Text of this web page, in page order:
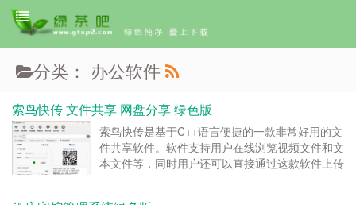
分类： 办公软件
索鸟快传 文件共享 网盘分享 绿色版
索鸟快传是基于C++语言便捷的一款非常好用的文
件共享软件。软件支持用户在线浏览视频文件和文
本文件等，同时用户还可以直接通过这款软件上传